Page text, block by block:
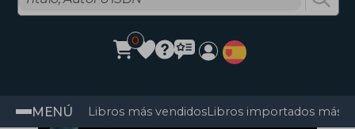
0
MENÚ Libros más vendidosLibros importados más